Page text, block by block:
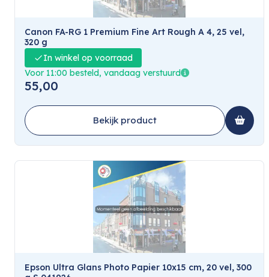
Canon FA-RG 1 Premium Fine Art Rough A 4, 25 vel,
320 g
In winkel op voorraad
Voor 11:00 besteld, vandaag verstuurd
55,00
Bekijk product
Epson Ultra Glans Photo Papier 10x15 cm, 20 vel, 300